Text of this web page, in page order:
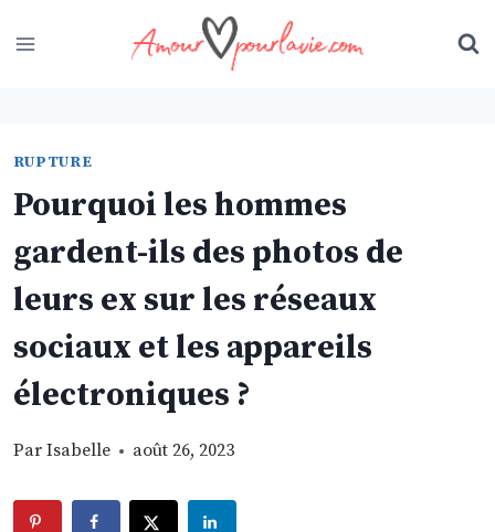
to
RUPTURE
Pourquoi les hommes
gardent-ils des photos de
leurs ex sur les réseaux
sociaux et les appareils
électroniques ?
Par Isabelle août 26, 2023